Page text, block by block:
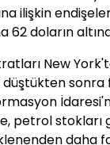
ilişkin
62 doların
New
sonra
petrol stokları
daha